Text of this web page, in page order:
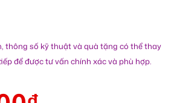
thông số kỹ thuật và quà tặng có thể thay
để được tư vấn chính xác và phù hợp.